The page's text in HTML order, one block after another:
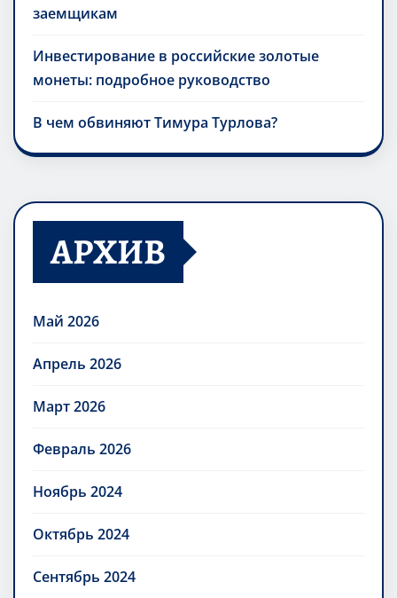
заемщикам
Инвестирование в российские золотые
монеты: подробное руководство
В чем обвиняют Тимура Турлова?
АРХИВ
Май 2026
Апрель 2026
Март 2026
Февраль 2026
Ноябрь 2024
Октябрь 2024
Сентябрь 2024